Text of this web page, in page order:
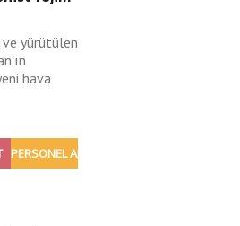
yürütülen
hava